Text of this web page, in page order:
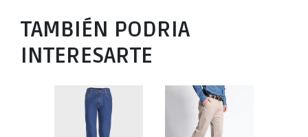
TAMBIÉN PODRIA
INTERESARTE